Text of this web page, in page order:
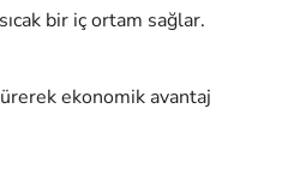
bir iç ortam sağlar.
ekonomik avantaj